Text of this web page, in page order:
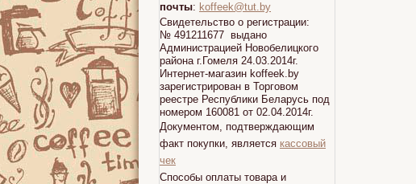
почты: koffeek@tut.by
Свидетельство о регистрации:
№ 491211677 выдано
Администрацией Новобелицкого
района г.Гомеля 24.03.2014г.
Интернет-магазин koffeek.by
зарегистрирован в Торговом
реестре Республики Беларусь под
номером 160081 от 02.04.2014г.
Документом, подтверждающим
факт покупки, является кассовый
чек
Способы оплаты товара и